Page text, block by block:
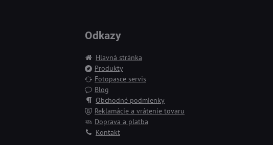
Odkazy
Hlavná stránka
Produkty
Fotopasce servis
Blog
Obchodné podmienky
Reklamácie a vrátenie tovaru
Doprava a platba
Kontakt